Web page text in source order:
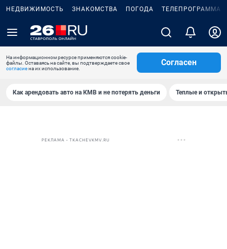
НЕДВИЖИМОСТЬ ЗНАКОМСТВА ПОГОДА ТЕЛЕПРОГРАММА
На информационном ресурсе применяются cookie-
файлы. Оставаясь на сайте, вы подтверждаете свое
согласиена их использование.
Согласен
Как арендовать авто на КМВ и не потерять деньги Теплые и
РЕКЛАМА • TKACHEVKMV.RU